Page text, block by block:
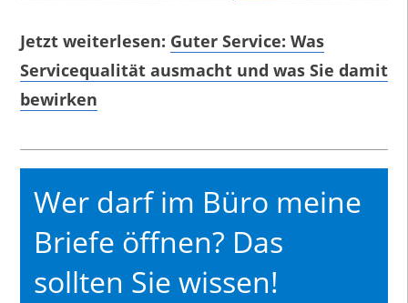
Jetzt weiterlesen: Guter Service: Was
Servicequalität ausmacht und was Sie damit
bewirken
Wer darf im Büro meine
Briefe öffnen? Das
sollten Sie wissen!